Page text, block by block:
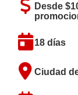
Desde
18 días
Ciudad